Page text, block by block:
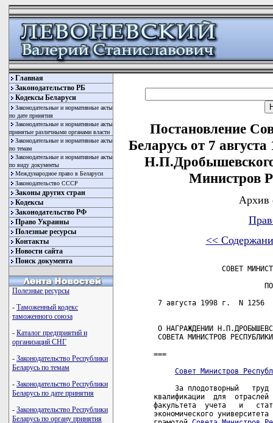
Главная
Законодательство РБ
Кодексы Беларуси
Законодательные и нормативные акты
по дате принятия
Законодательные и нормативные акты
принятые различными органами власти
Законодательные и нормативные акты
по темам
Законодательные и нормативные акты
по виду документы
Международное право в Беларуси
Законодательство СССР
Законы других стран
Кодексы
Законодательство РФ
Право Украины
Полезные ресурсы
Контакты
Новости сайта
Поиск документа
Полезные ресурсы
- Таможенный кодекс
таможенного союза
- Каталог предприятий и
организаций СНГ
- Законодательство Республики
Беларусь по темам
- Законодательство Республики
Беларусь по дате принятия
- Законодательство Республики
Беларусь по органу принятия
Постановление
Беларусь от 7
Министров
Архив
<<
СОВЕТ
7 августа 1998 г.  N
О НАГРАЖДЕНИИ
СОВЕТА МИНИСТРОВ
===
Совет Министров
За плодотворный   труд
квалификации  для
факультета  учета   и
экономического